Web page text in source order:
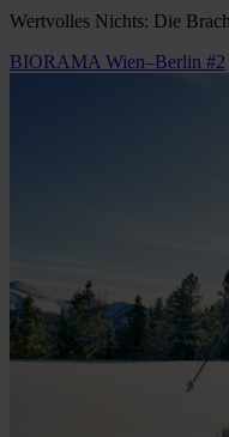
Wertvolles Nichts: Die
BIORAMA Wien–Berlin #2